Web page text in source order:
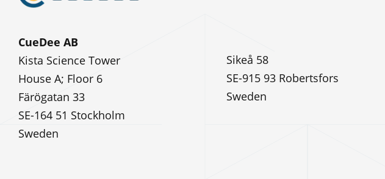
CueDee AB
Kista Science Tower
House A; Floor 6
Färögatan 33
SE-164 51 Stockholm
Sweden
Sikeå 58
SE-915 93 Robertsfors
Sweden